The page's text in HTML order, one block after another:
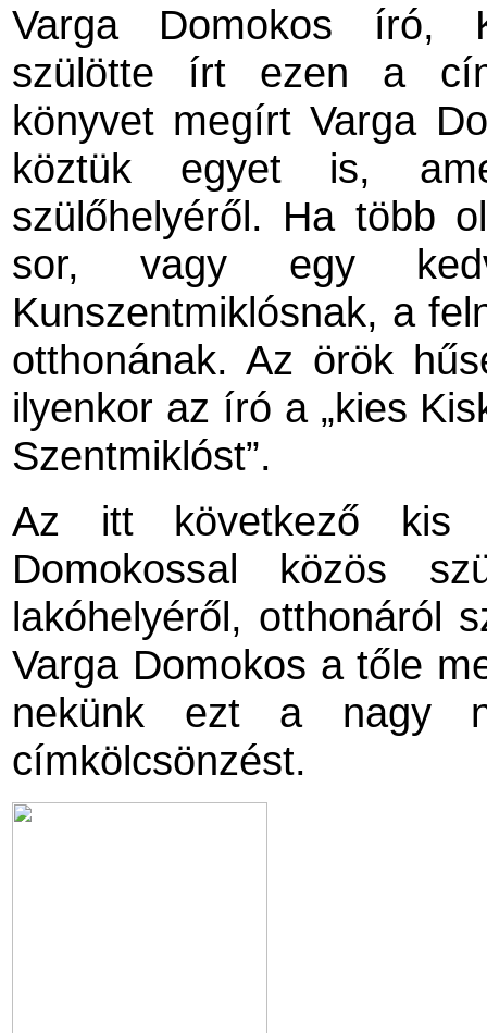
Varga Domokos író,
szülötte írt ezen a
könyvet megírt Varga
köztük egyet is,
szülőhelyéről. Ha több
sor, vagy egy
Kunszentmiklósnak, a
otthonának. Az örök
ilyenkor az író a „kies
Szentmiklóst”.
Az itt következő kis
Domokossal közös
lakóhelyéről, otthonáról
Varga Domokos a tőle
nekünk ezt a nagy
címkölcsönzést.